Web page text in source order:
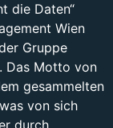
die Daten“
Wien
Gruppe
Das Motto von
gesammelten
von sich